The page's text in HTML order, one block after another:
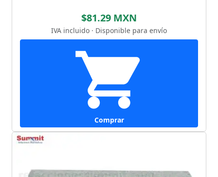
$81.29 MXN
IVA incluido · Disponible para envío
Comprar